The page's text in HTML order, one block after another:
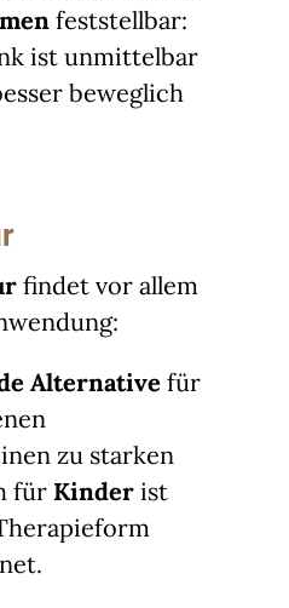
feststellbar:
ist unmittelbar
beweglich
findet vor allem
Alternative für
zu starken
für Kinder ist